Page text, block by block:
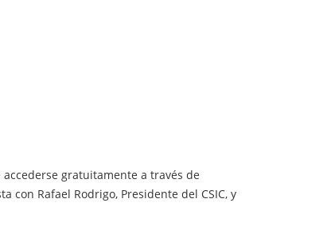
gratuitamente a través de
con Rafael Rodrigo, Presidente del CSIC, y